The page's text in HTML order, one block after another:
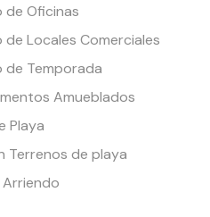
de Oficinas
de Locales Comerciales
de Temporada
Amueblados
Playa
Terrenos de playa
Arriendo